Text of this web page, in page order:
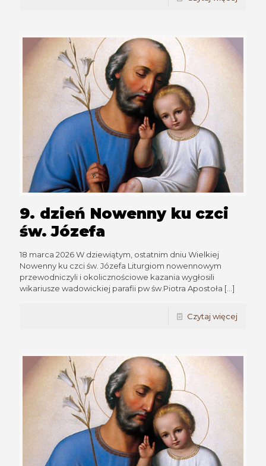
9. dzień Nowenny ku czci
św. Józefa
18 marca 2026 W dziewiątym, ostatnim dniu Wielkiej
Nowenny ku czci św. Józefa Liturgiom nowennowym
przewodniczyli i okolicznościowe kazania wygłosili
wikariusze wadowickiej parafii pw św.Piotra Apostoła […]
Czytaj więcej